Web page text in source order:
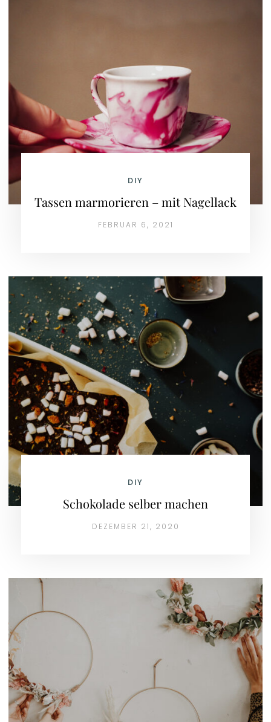
DIY
Tassen marmorieren – mit Nagellack
FEBRUAR 6, 2021
DIY
Schokolade selber machen
DEZEMBER 21, 2020